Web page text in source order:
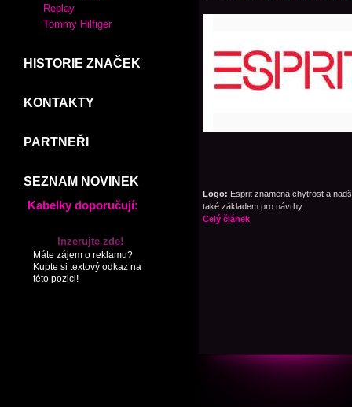
Logo: Esprit znamená chytrost a
také základem pro návrhy.
Celý článek
Replay
Tommy Hilfiger
HISTORIE ZNAČEK
KONTAKTY
PARTNEŘI
SEZNAM NOVINEK
Kabelky doporučují:
Inzerujte zde!
Máte zájem o reklamu?
Kupte si textový odkaz na
této pozici!